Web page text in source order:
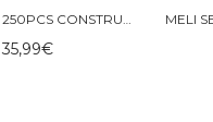
MELI-BASIC 250PCS CONSTRUCTOR ROSADO – MELI
35,99€